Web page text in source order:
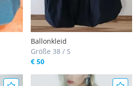
Ballonkleid
Größe 38 / S
€ 50